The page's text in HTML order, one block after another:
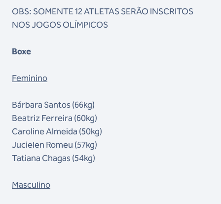
OBS: SOMENTE 12 ATLETAS SERÃO INSCRITOS
NOS JOGOS OLÍMPICOS
Boxe
Feminino
Bárbara Santos (66kg)
Beatriz Ferreira (60kg)
Caroline Almeida (50kg)
Jucielen Romeu (57kg)
Tatiana Chagas (54kg)
Masculino